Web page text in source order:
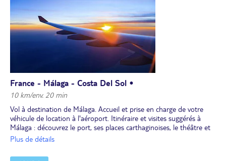
France - Málaga - Costa Del Sol •
10 km/env. 20 min
Vol à destination de Málaga. Accueil et prise en charge de votre
véhicule de location à l'aéroport. Itinéraire et visites suggérés à
Málaga : découvrez le port, ses places carthaginoises, le théâtre et
les ruines romaines. L’Alcazaba est l’une des plus impressionnantes
les styles gothique, Renaissance et baroque, elle a été construite
Plus de détails